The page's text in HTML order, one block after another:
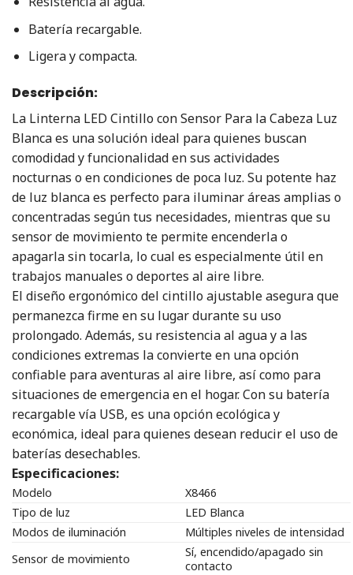
Batería recargable.
Ligera y compacta.
Descripción:
La Linterna LED Cintillo con Sensor Para la Cabeza Luz
Blanca es una solución ideal para quienes buscan
comodidad y funcionalidad en sus actividades
nocturnas o en condiciones de poca luz. Su potente haz
de luz blanca es perfecto para iluminar áreas amplias o
concentradas según tus necesidades, mientras que su
sensor de movimiento te permite encenderla o
apagarla sin tocarla, lo cual es especialmente útil en
trabajos manuales o deportes al aire libre.
El diseño ergonómico del cintillo ajustable asegura que
permanezca firme en su lugar durante su uso
prolongado. Además, su resistencia al agua y a las
condiciones extremas la convierte en una opción
confiable para aventuras al aire libre, así como para
situaciones de emergencia en el hogar. Con su batería
recargable vía USB, es una opción ecológica y
económica, ideal para quienes desean reducir el uso de
baterías desechables.
Especificaciones:
Modelo
X8466
Tipo de luz
LED Blanca
Modos de iluminación
Múltiples niveles de intensidad
Sensor de movimiento
Sí, encendido/apagado sin
contacto